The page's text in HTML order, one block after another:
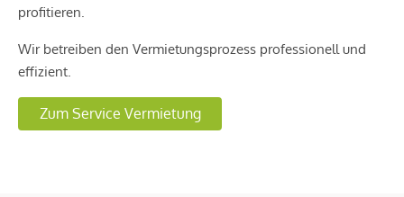
profitieren.
Wir betreiben den Vermietungsprozess professionell und
effizient.
Zum Service Vermietung